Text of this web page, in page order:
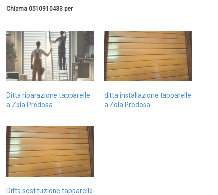
Chiama 0510910433 per
Ditta riparazione tapparelle
a Zola Predosa
ditta installazione tapparelle
a Zola Predosa
Ditta sostituzione tapparelle